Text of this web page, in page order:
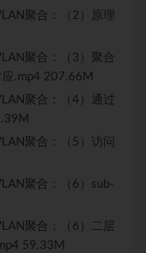
聚合：（2）原理
聚合：（3）聚合
.mp4 207.66M
聚合：（4）通过
聚合：（5）访问
聚合：（6）sub-
聚合：（6）二层
59.33M